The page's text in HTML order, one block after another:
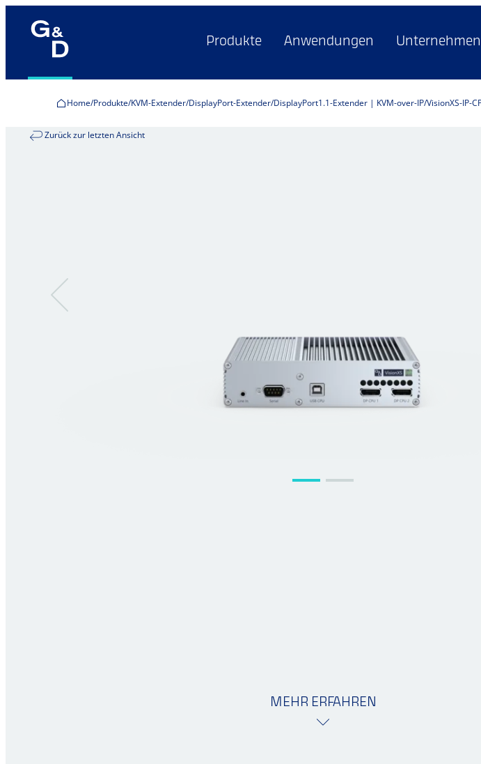
Produkte Anwendungen Unternehmen
Home Produkte KVM-Extender DisplayPort-Extender DisplayPort1.1-Extender | KVM-over-IP VisionXS-IP-
Zurück zur letzten Ansicht
MEHR ERFAHREN